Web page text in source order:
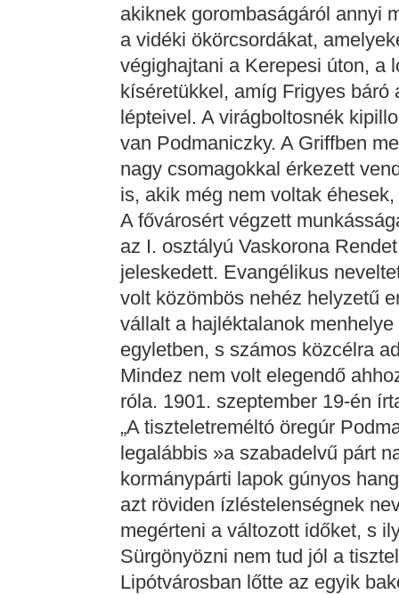
akiknek gorombaságáról annyi
a vidéki ökörcsordákat,
végighajtani a Kerepesi úton, a
kíséretükkel, amíg Frigyes báró
lépteivel. A virágboltosnék
van Podmaniczky. A Griffben
nagy csomagokkal érkezett
is, akik még nem voltak
A fővárosért végzett
az I. osztályú Vaskorona
jeleskedett. Evangélikus
volt közömbös nehéz helyzetű
vállalt a hajléktalanok
egyletben, s számos közcélra
Mindez nem volt elegendő
róla. 1901. szeptember 19-én
„A tiszteletreméltó öregúr
legalábbis »a szabadelvű párt
kormánypárti lapok gúnyos
azt röviden ízléstelenségnek
megérteni a változott időket, s
Sürgönyözni nem tud jól a
Lipótvárosban lőtte az egyik